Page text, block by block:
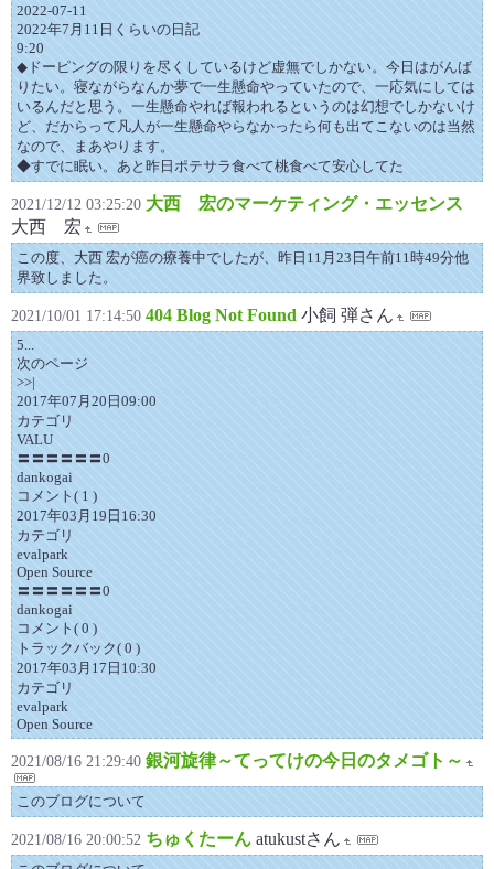
2022-07-11
2022年7月11日くらいの日記
9:20
◆ドーピングの限りを尽くしているけど虚無でしかない。今日はがんば
りたい。寝ながらなんか夢で一生懸命やっていたので、一応気にしては
いるんだと思う。一生懸命やれば報われるというのは幻想でしかないけ
ど、だからって凡人が一生懸命やらなかったら何も出てこないのは当然
なので、まあやります。
◆すでに眠い。あと昨日ポテサラ食べて桃食べて安心してた
2021/12/12 03:25:20 大西 宏のマーケティング・エッセンス
大西 宏
この度、大西 宏が癌の療養中でしたが、昨日11月23日午前11時49分他
界致しました。
2021/10/01 17:14:50 404 Blog Not Found 小飼 弾さん
5...
次のページ
>>|
2017年07月20日09:00
カテゴリ
VALU
〓〓〓〓〓〓0
dankogai
コメント( 1 )
2017年03月19日16:30
カテゴリ
evalpark
Open Source
〓〓〓〓〓〓0
dankogai
コメント( 0 )
トラックバック( 0 )
2017年03月17日10:30
カテゴリ
evalpark
Open Source
2021/08/16 21:29:40 銀河旋律～てってけの今日のタメゴト～
このブログについて
2021/08/16 20:00:52 ちゅくたーん atukustさん